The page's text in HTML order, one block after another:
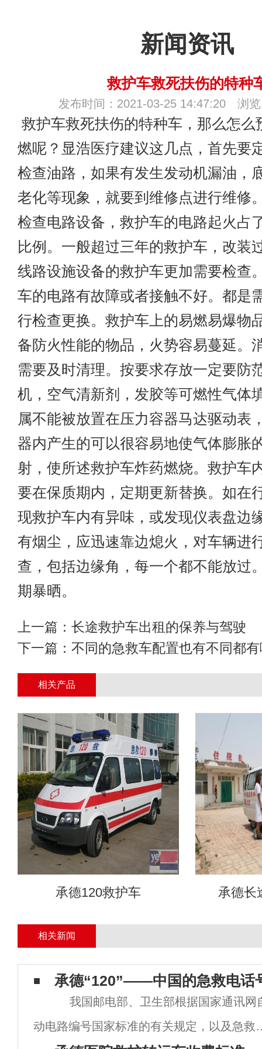
新闻资讯
救护车救死扶伤的特种
发布时间：2021-03-25 14:47:20 浏览
救护车救死扶伤的特种车，那么怎么
燃呢？显浩医疗建议这几点，首先要
检查油路，如果有发生发动机漏油，
老化等现象，就要到维修点进行维修
检查电路设备，救护车的电路起火占
比例。一般超过三年的救护车，改装
线路设施设备的救护车更加需要检查
车的电路有故障或者接触不好。都是
行检查更换。救护车上的易燃易爆物
备防火性能的物品，火势容易蔓延。
需要及时清理。按要求存放一定要防
机，空气清新剂，发胶等可燃性气体
属不能被放置在压力容器马达驱动表
器内产生的可以很容易地使气体膨胀
射，使所述救护车炸药燃烧。救护车
要在保质期内，定期更新替换。如在
现救护车内有异味，或发现仪表盘边
有烟尘，应迅速靠边熄火，对车辆进
查，包括边缘角，每一个都不能放过
期暴晒。
上一篇： 长途救护车出租的保养与驾驶
下一篇： 不同的急救车配置也有不同都
相关产品
承德120救护车 承德长
相关新闻
承德“120”——中国的急救电话
我国邮电部、卫生部根据国家通讯网
动电路编号国家标准的有关规定，以及急救